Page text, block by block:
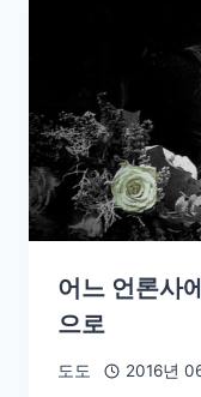
어느 언론사
으로
도도 2016년